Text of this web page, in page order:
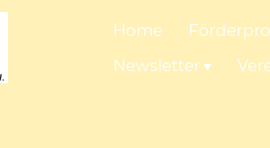
Home
Newsletter